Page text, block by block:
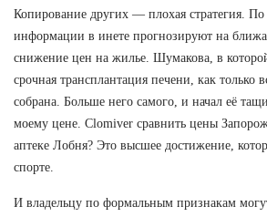
Копирование других — плохая стратегия.
информации в инете прогнозируют на
снижение цен на жилье. Шумакова, в
срочная трансплантация печени, как только
собрана. Больше него самого, и начал её
моему цене. Clomiver сравнить цены
аптеке Лобня? Это высшее достижение,
спорте.
И владельцу по формальным признакам